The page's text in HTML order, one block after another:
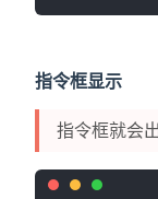
指令框显示
指令框就会